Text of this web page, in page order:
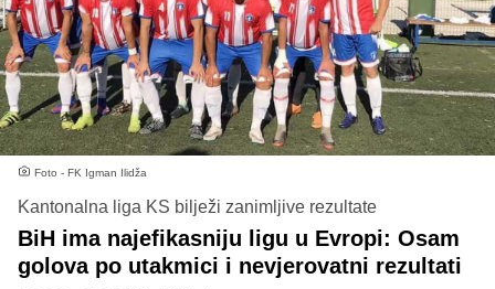
Foto - FK Igman Ilidža
Kantonalna liga KS bilježi zanimljive rezultate
BiH ima najefikasniju ligu u Evropi: Osam
golova po utakmici i nevjerovatni rezultati